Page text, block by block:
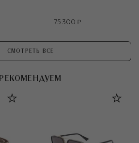
75 300 ₽
СМОТРЕТЬ ВСЕ
РЕКОМЕНДУЕМ